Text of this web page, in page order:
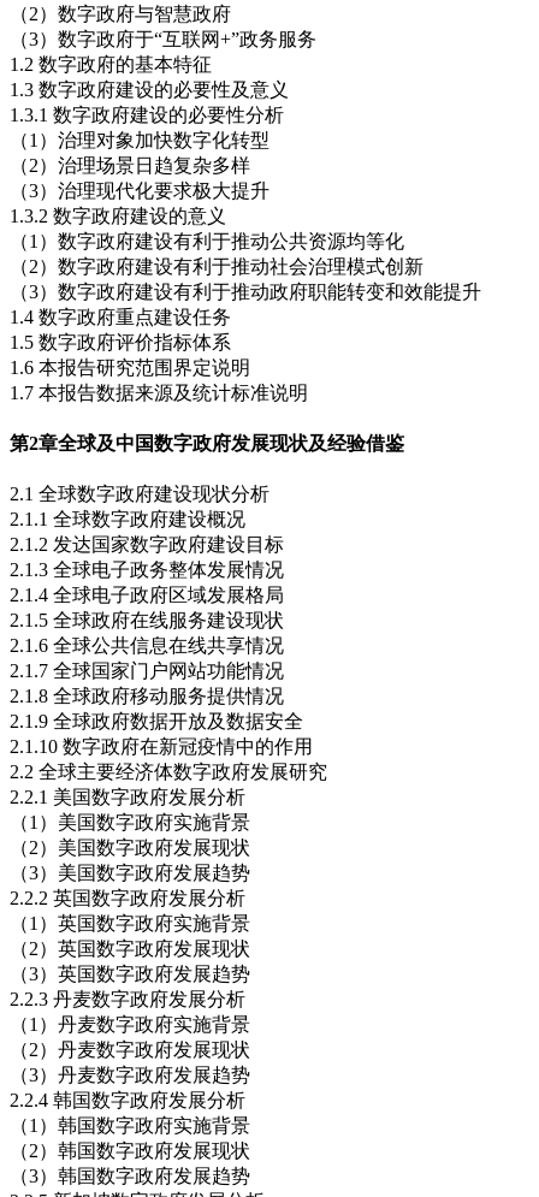
（2）数字政府与智慧政府
（3）数字政府于“互联网+”政务服务
1.2 数字政府的基本特征
1.3 数字政府建设的必要性及意义
1.3.1 数字政府建设的必要性分析
（1）治理对象加快数字化转型
（2）治理场景日趋复杂多样
（3）治理现代化要求极大提升
1.3.2 数字政府建设的意义
（1）数字政府建设有利于推动公共资源均等化
（2）数字政府建设有利于推动社会治理模式创新
（3）数字政府建设有利于推动政府职能转变和效能提升
1.4 数字政府重点建设任务
1.5 数字政府评价指标体系
1.6 本报告研究范围界定说明
1.7 本报告数据来源及统计标准说明
第2章全球及中国数字政府发展现状及经验借鉴
2.1 全球数字政府建设现状分析
2.1.1 全球数字政府建设概况
2.1.2 发达国家数字政府建设目标
2.1.3 全球电子政务整体发展情况
2.1.4 全球电子政府区域发展格局
2.1.5 全球政府在线服务建设现状
2.1.6 全球公共信息在线共享情况
2.1.7 全球国家门户网站功能情况
2.1.8 全球政府移动服务提供情况
2.1.9 全球政府数据开放及数据安全
2.1.10 数字政府在新冠疫情中的作用
2.2 全球主要经济体数字政府发展研究
2.2.1 美国数字政府发展分析
（1）美国数字政府实施背景
（2）美国数字政府发展现状
（3）美国数字政府发展趋势
2.2.2 英国数字政府发展分析
（1）英国数字政府实施背景
（2）英国数字政府发展现状
（3）英国数字政府发展趋势
2.2.3 丹麦数字政府发展分析
（1）丹麦数字政府实施背景
（2）丹麦数字政府发展现状
（3）丹麦数字政府发展趋势
2.2.4 韩国数字政府发展分析
（1）韩国数字政府实施背景
（2）韩国数字政府发展现状
（3）韩国数字政府发展趋势